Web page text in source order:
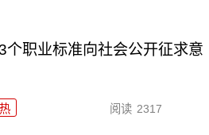
个职业标准向社会公开征求意
阅读 2317